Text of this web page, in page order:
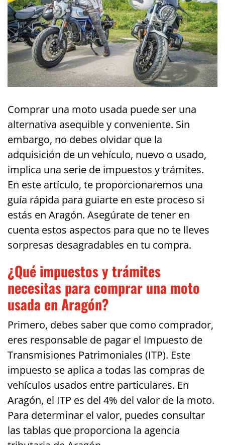
Comprar una moto usada puede ser una
alternativa asequible y conveniente. Sin
embargo, no debes olvidar que la
adquisición de un vehículo, nuevo o usado,
implica una serie de impuestos y trámites.
En este artículo, te proporcionaremos una
guía rápida para guiarte en este proceso si
estás en Aragón. Asegúrate de tener en
cuenta estos aspectos para que no te lleves
sorpresas desagradables en tu compra.
¿Qué impuestos y trámites
necesitas para comprar una moto
usada en Aragón?
Primero, debes saber que como comprador,
eres responsable de pagar el Impuesto de
Transmisiones Patrimoniales (ITP). Este
impuesto se aplica a todas las compras de
vehículos usados entre particulares. En
Aragón, el ITP es del 4% del valor de la moto.
Para determinar el valor, puedes consultar
las tablas que proporciona la agencia